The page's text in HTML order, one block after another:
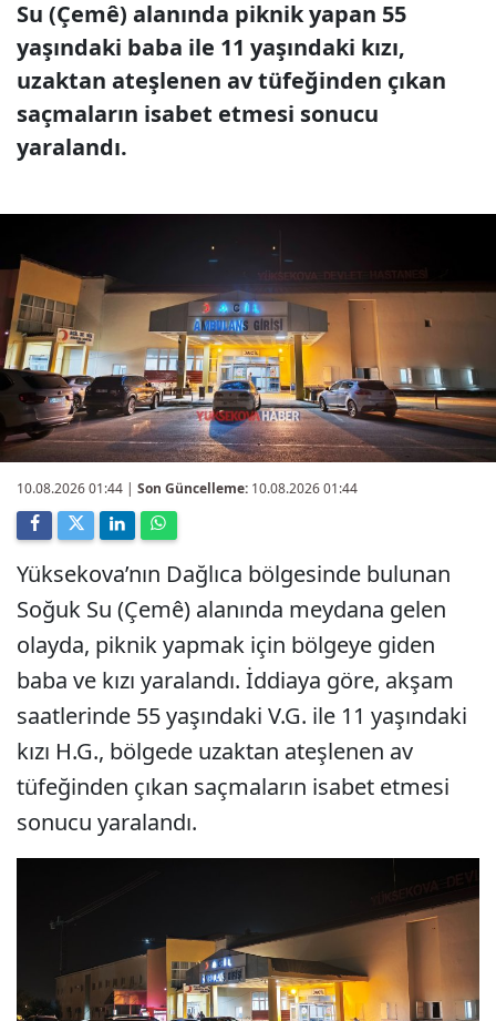
Su (Çemê) alanında piknik yapan 55
yaşındaki baba ile 11 yaşındaki kızı,
uzaktan ateşlenen av tüfeğinden çıkan
saçmaların isabet etmesi sonucu
yaralandı.
10.08.2026 01:44 | Son Güncelleme: 10.08.2026 01:44
Yüksekova’nın Dağlıca bölgesinde bulunan
Soğuk Su (Çemê) alanında meydana gelen
olayda, piknik yapmak için bölgeye giden
baba ve kızı yaralandı. İddiaya göre, akşam
saatlerinde 55 yaşındaki V.G. ile 11 yaşındaki
kızı H.G., bölgede uzaktan ateşlenen av
tüfeğinden çıkan saçmaların isabet etmesi
sonucu yaralandı.